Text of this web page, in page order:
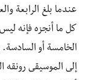
عندما بلغ الرابعة
كل ما أنجزه فإنه
الخامسة أو
إلى الموسيقى